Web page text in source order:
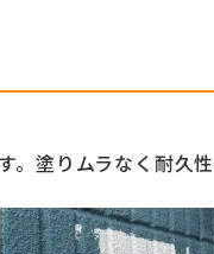
。塗りムラなく耐久